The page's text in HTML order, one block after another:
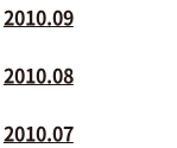
2010.09
2010.08
2010.07